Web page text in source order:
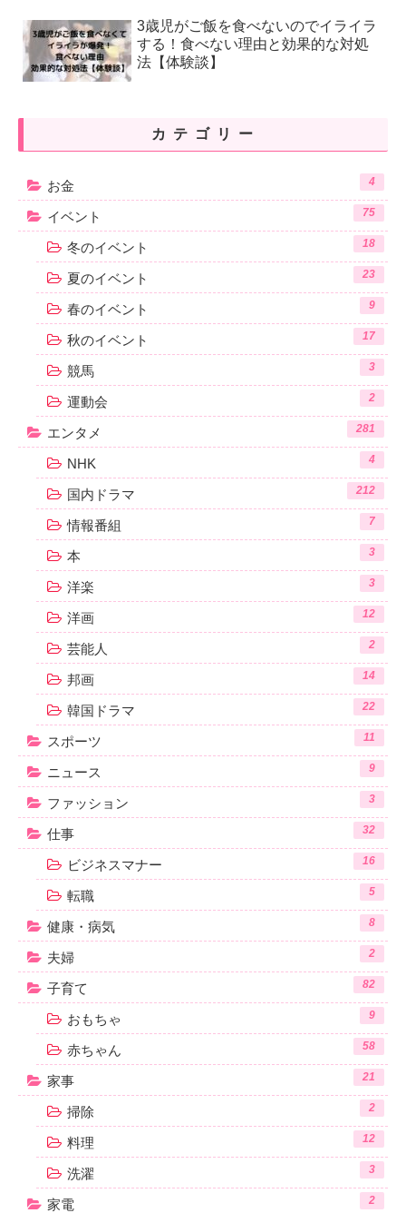
3歳児がご飯を食べないのでイライラ
する！食べない理由と効果的な対処
法【体験談】
カテゴリー
お金 4
イベント 75
冬のイベント 18
夏のイベント 23
春のイベント 9
秋のイベント 17
競馬 3
運動会 2
エンタメ 281
NHK 4
国内ドラマ 212
情報番組 7
本 3
洋楽 3
洋画 12
芸能人 2
邦画 14
韓国ドラマ 22
スポーツ 11
ニュース 9
ファッション 3
仕事 32
ビジネスマナー 16
転職 5
健康・病気 8
夫婦 2
子育て 82
おもちゃ 9
赤ちゃん 58
家事 21
掃除 2
料理 12
洗濯 3
家電 2